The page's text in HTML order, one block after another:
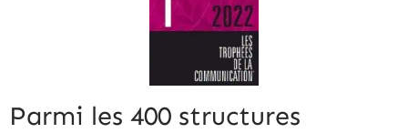
Parmi les 400 structures